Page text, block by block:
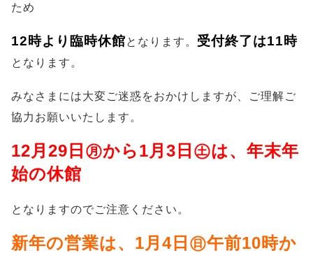
ため
12時より臨時休館となります。 受付終了は11時
となります。
みなさまには大変ご迷惑をおかけしますが、ご理解ご
協力お願いいたします。
12月29日㊊から1月3日㊏は、年末年
始の休館
となりますのでご注意ください。
新年の営業は、1月4日㊐午前10時か